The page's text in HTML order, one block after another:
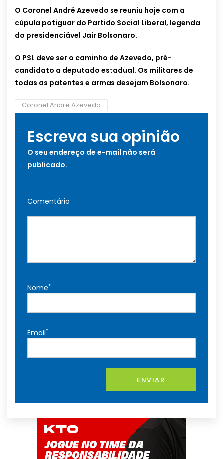
O Coronel André Azevedo se reuniu hoje com a
cúpula potiguar do Partido Social Liberal, legenda
do presidenciável Jair Bolsonaro.
O PSL deve ser o caminho de Azevedo, pré-
candidato a deputado estadual. Os militares de
todas as patentes e armas desejam Bolsonaro.
Coronel André Azevedo
Escreva sua opinião
O seu endereço de e-mail não será
publicado.
Comentário
Nome*
Email*
ENVIAR